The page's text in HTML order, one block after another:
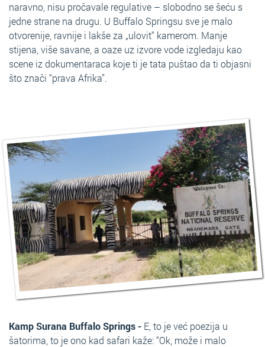
naravno, nisu pročavale regulative – slobodno se šeću s
jedne strane na drugu. U Buffalo Springsu sve je malo
otvorenije, ravnije i lakše za „ulovit“ kamerom. Manje
stijena, više savane, a oaze uz izvore vode izgledaju kao
scene iz dokumentaraca koje ti je tata puštao da ti objasni
što znači “prava Afrika”.
Kamp Surana Buffalo Springs - E, to je već poezija u
šatorima, to je ono kad safari kaže: “Ok, može i malo